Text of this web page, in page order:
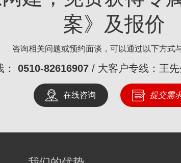
案》及报价
咨询相关问题或预约面谈，可以通过以下方式
： 0510-82616907 / 大客户专线：王先
在线咨询 提交需